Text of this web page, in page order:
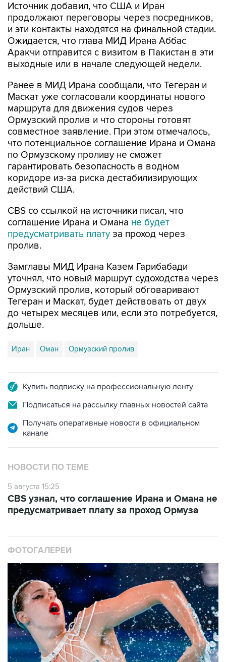
Источник добавил, что США и Иран
продолжают переговоры через посредников,
и эти контакты находятся на финальной стадии.
Ожидается, что глава МИД Ирана Аббас
Аракчи отправится с визитом в Пакистан в эти
выходные или в начале следующей недели.
Ранее в МИД Ирана сообщали, что Тегеран и
Маскат уже согласовали координаты нового
маршрута для движения судов через
Ормузский пролив и что стороны готовят
совместное заявление. При этом отмечалось,
что потенциальное соглашение Ирана и Омана
по Ормузскому проливу не сможет
гарантировать безопасность в водном
коридоре из-за риска дестабилизирующих
действий США.
CBS со ссылкой на источники писал, что
соглашение Ирана и Омана не будет
предусматривать плату за проход через
пролив.
Замглавы МИД Ирана Казем Гарибабади
уточнял, что новый маршрут судоходства через
Ормузский пролив, который обговаривают
Тегеран и Маскат, будет действовать от двух
до четырех месяцев или, если это потребуется,
дольше.
Иран Оман Ормузский пролив
Купить подписку на профессиональную ленту
Подписаться на рассылку главных новостей сайта
Получать оперативные новости в официальном
канале
НОВОСТИ ПО ТЕМЕ
5 августа 15:25
CBS узнал, что соглашение Ирана и Омана не
предусматривает плату за проход Ормуза
ФОТОГАЛЕРЕИ